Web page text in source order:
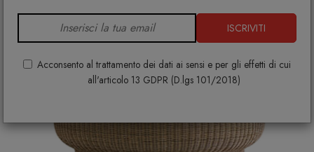
ISCRIVITI
Acconsento al trattamento dei dati ai sensi e per gli effetti di cui
all'articolo 13 GDPR (D.lgs 101/2018)